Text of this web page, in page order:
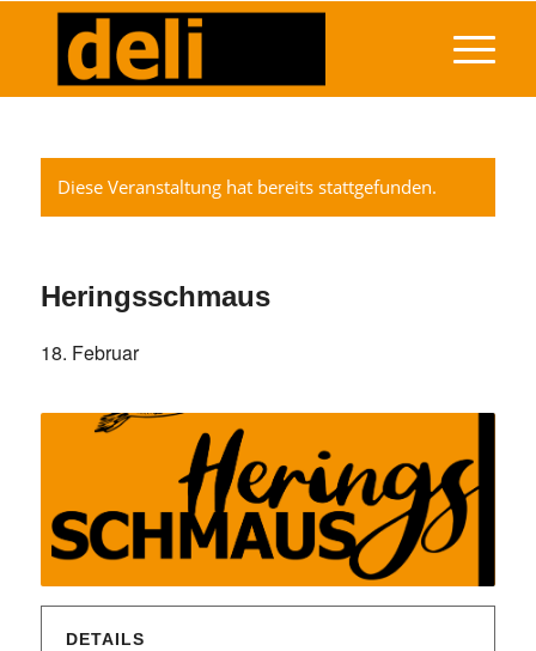
Diese Veranstaltung hat bereits stattgefunden.
Heringsschmaus
18. Februar
DETAILS